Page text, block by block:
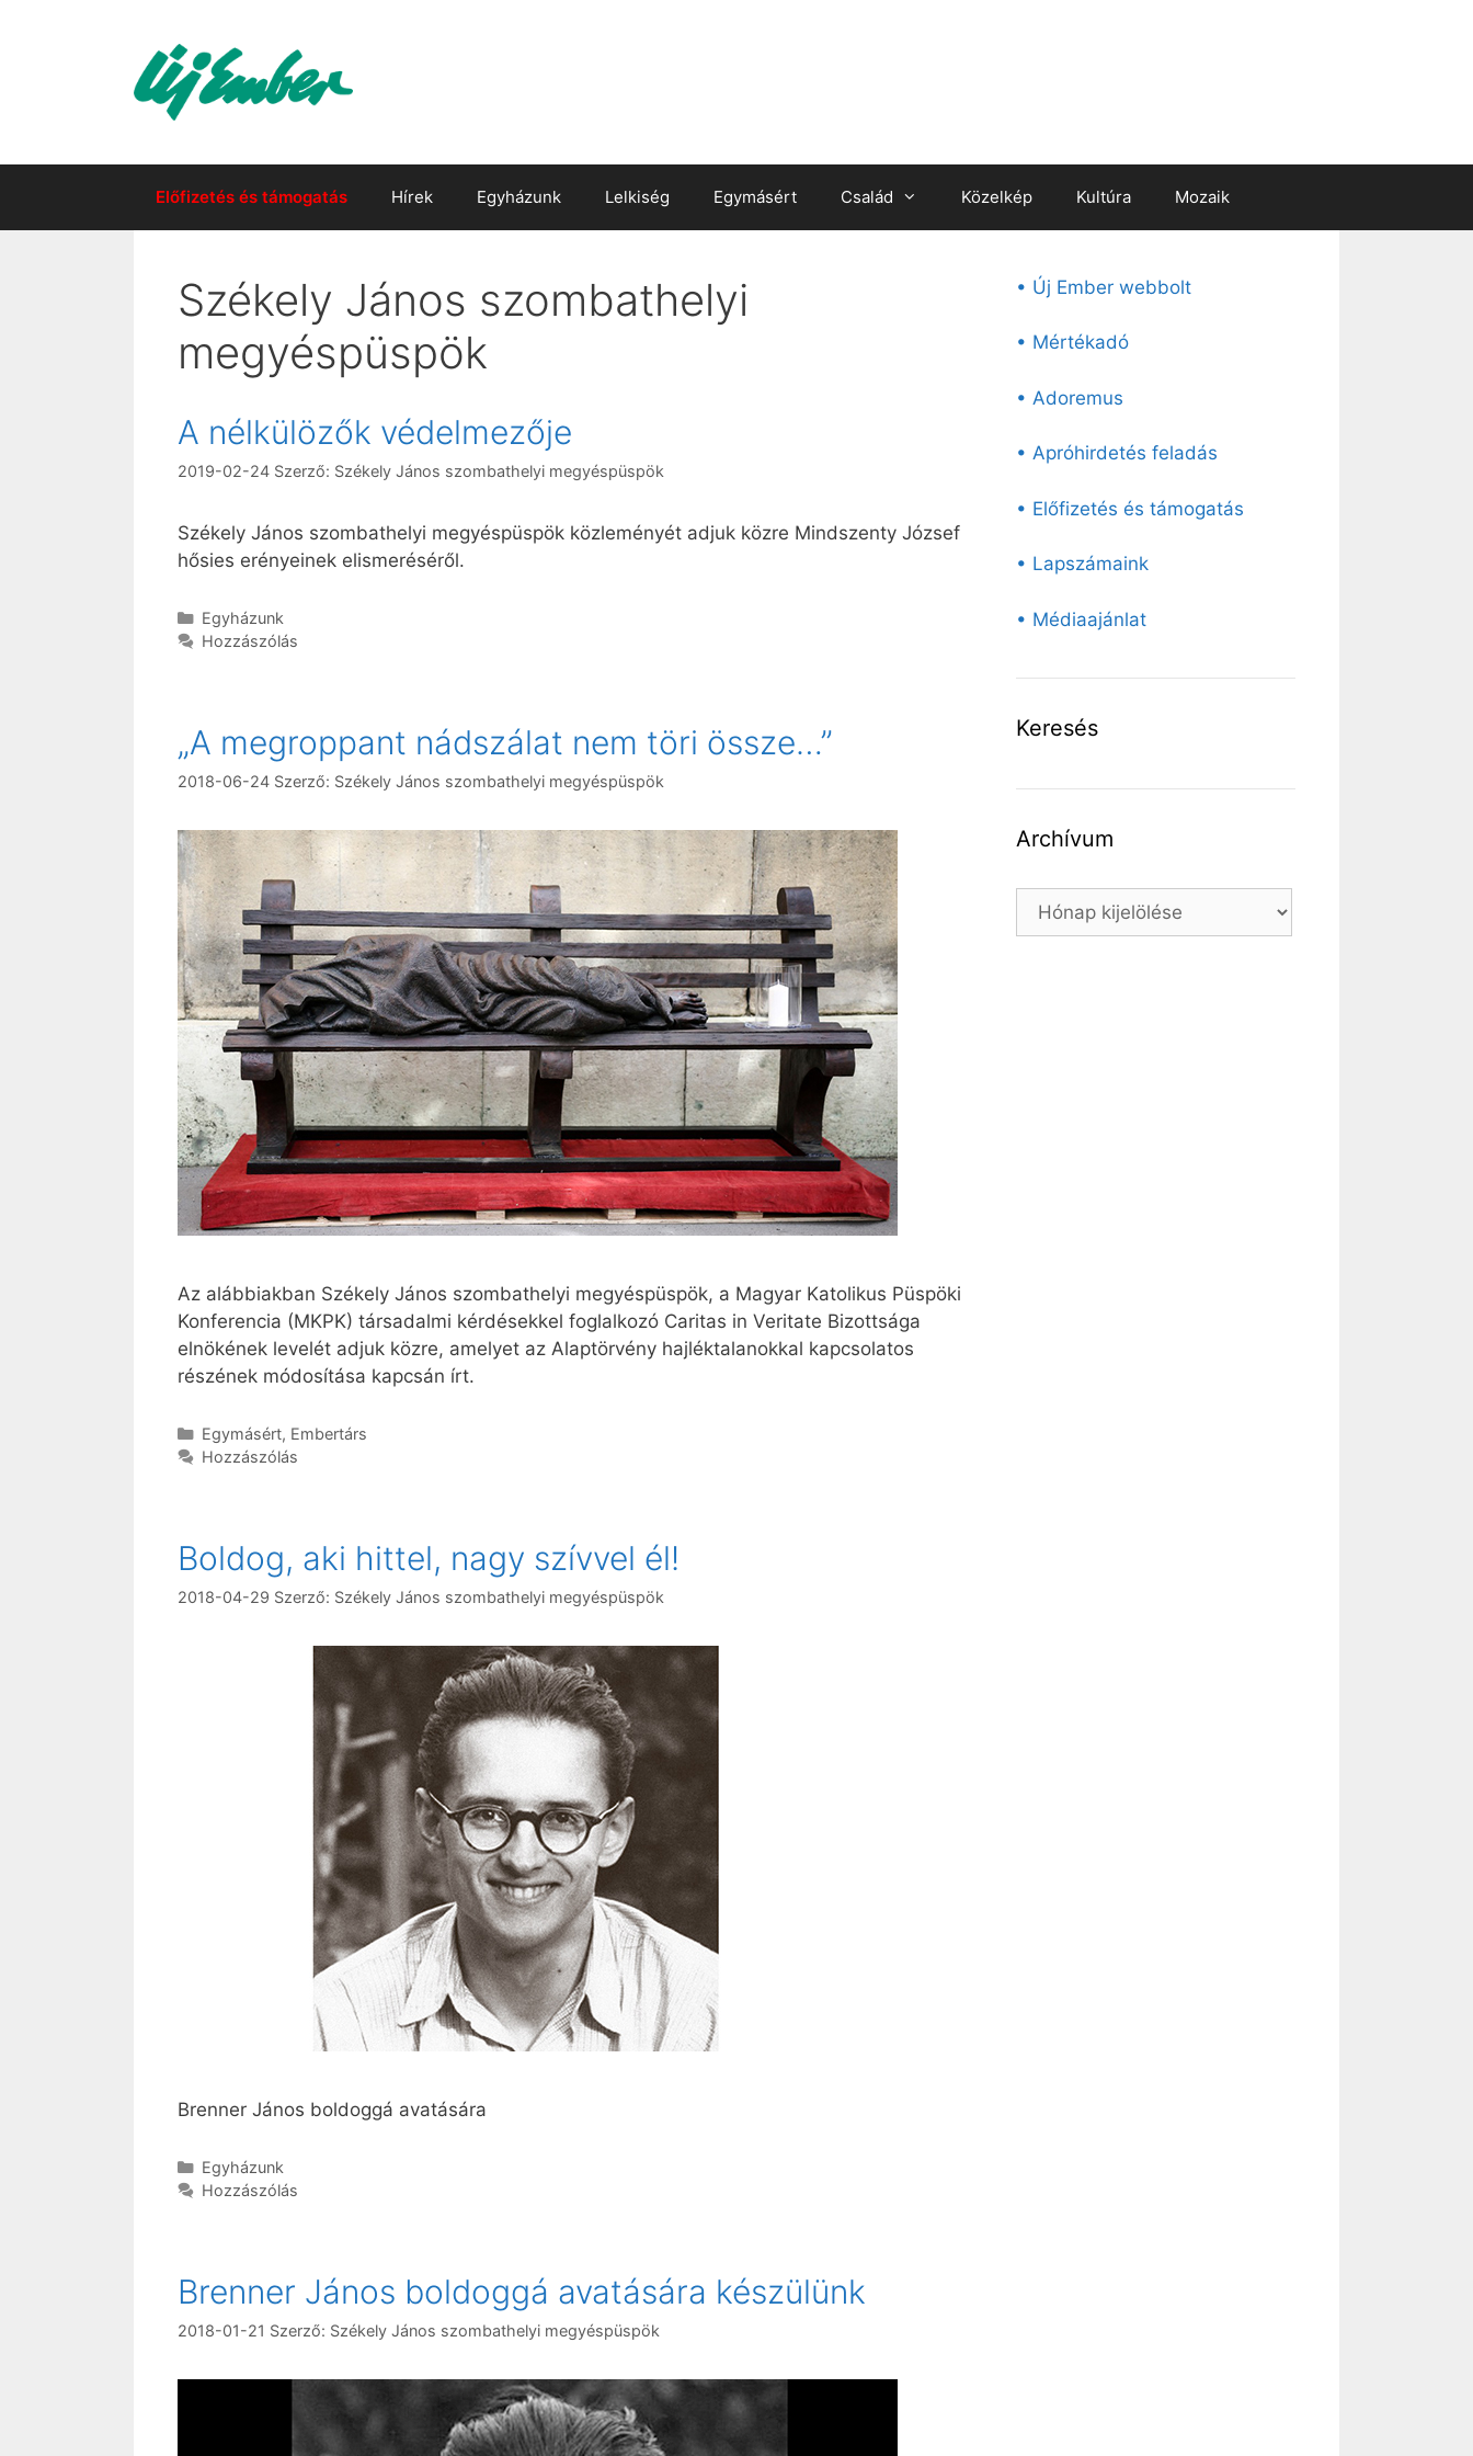
Előfizetés és támogatás Hírek Egyházunk Lelkiség Egymásért Család Közelkép Kultúra Mozaik
Székely János szombathelyi
megyéspüspök
A nélkülözők védelmezője
2019-02-24 Szerző: Székely János szombathelyi megyéspüspök
Székely János szombathelyi megyéspüspök közleményét adjuk közre Mindszenty József
hősies erényeinek elismeréséről.
Kategória
Egyházunk
Hozzászólás
„A megroppant nádszálat nem töri össze…”
2018-06-24 Szerző: Székely János szombathelyi megyéspüspök
Az alábbiakban Székely János szombathelyi megyéspüspök, a Magyar Katolikus Püspöki
Konferencia (MKPK) társadalmi kérdésekkel foglalkozó Caritas in Veritate Bizottsága
elnökének levelét adjuk közre, amelyet az Alaptörvény hajléktalanokkal kapcsolatos
részének módosítása kapcsán írt.
Kategória
Egymásért, Embertárs
Hozzászólás
Boldog, aki hittel, nagy szívvel él!
2018-04-29 Szerző: Székely János szombathelyi megyéspüspök
Brenner János boldoggá avatására
Kategória
Egyházunk
Hozzászólás
Brenner János boldoggá avatására készülünk
2018-01-21 Szerző: Székely János szombathelyi megyéspüspök
• Új Ember webbolt
• Mértékadó
• Adoremus
• Apróhirdetés feladás
• Előfizetés és támogatás
• Lapszámaink
• Médiaajánlat
Keresés
Archívum
Archívum